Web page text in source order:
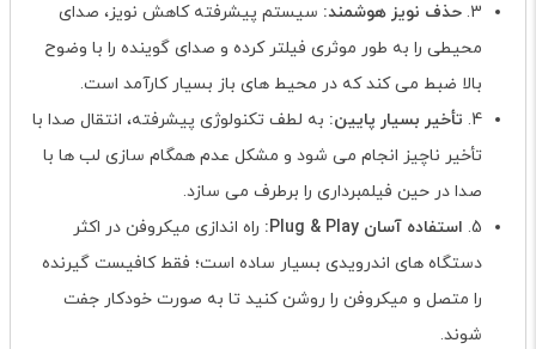
3. حذف نویز هوشمند: سیستم پیشرفته کاهش نویز، صدای
محیطی را به طور موثری فیلتر کرده و صدای گوینده را با وضوح
بالا ضبط می کند که در محیط های باز بسیار کارآمد است.
4. تأخیر بسیار پایین: به لطف تکنولوژی پیشرفته، انتقال صدا با
تأخیر ناچیز انجام می شود و مشکل عدم همگام سازی لب ها با
صدا در حین فیلمبرداری را برطرف می سازد.
5. استفاده آسان Plug & Play:
راه اندازی میکروفن در اکثر
دستگاه های اندرویدی بسیار ساده است؛ فقط کافیست گیرنده
را متصل و میکروفن را روشن کنید تا به صورت خودکار جفت
شوند.